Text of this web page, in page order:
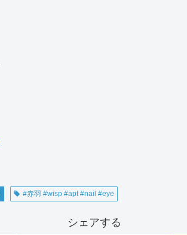
#赤羽 #wisp #apt #nail #eye
シェアする